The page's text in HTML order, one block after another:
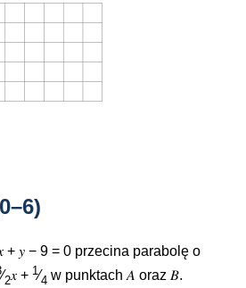
+ 𝑦 − 9 = 0 przecina parabolę o
⁄2𝑥 + 1⁄4 w punktach 𝐴 oraz 𝐵.